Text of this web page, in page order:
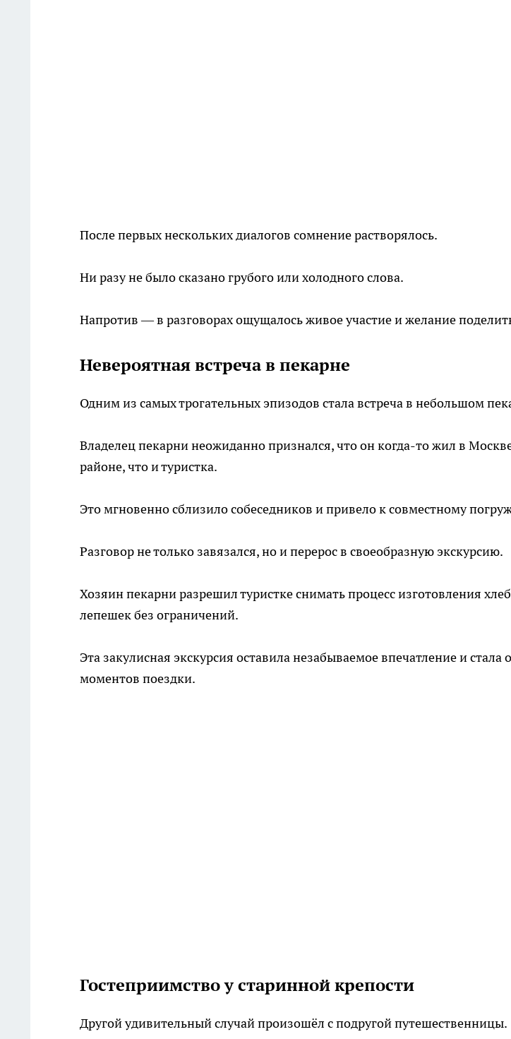
После первых нескольких диалогов сомнение растворялось.
Ни разу не было сказано грубого или холодного слова.
Напротив — в разговорах ощущалось живое участие и желание
Невероятная встреча в пекарне
Одним из самых трогательных эпизодов стала встреча в небольшом
Владелец пекарни неожиданно признался, что он когда-то жил в
районе, что и туристка.
Это мгновенно сблизило собеседников и привело к совместному
Разговор не только завязался, но и перерос в своеобразную экскурсию.
Хозяин пекарни разрешил туристке снимать процесс изготовления
лепешек без ограничений.
Эта закулисная экскурсия оставила незабываемое впечатление и
моментов поездки.
Гостеприимство у старинной крепости
Другой удивительный случай произошёл с подругой путешественницы.